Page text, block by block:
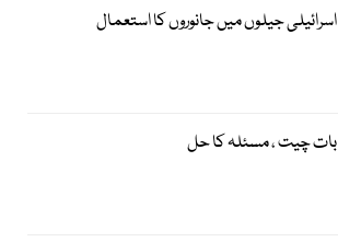
اسرائیلی جیلوں میں جانوروں کا استعمال
بات چیت ، مسئلہ کا حل